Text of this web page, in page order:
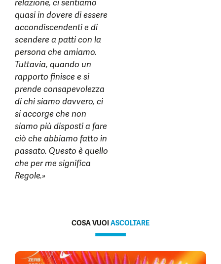
relazione, ci sentiamo
quasi in dovere di essere
accondiscendenti e di
scendere a patti con la
persona che amiamo.
Tuttavia, quando un
rapporto finisce e si
prende consapevolezza
di chi siamo davvero, ci
si accorge che non
siamo più disposti a fare
ciò che abbiamo fatto in
passato. Questo è quello
che per me significa
Regole.»
COSA VUOIASCOLTARE